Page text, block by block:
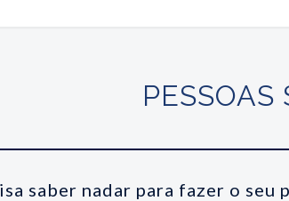
PESSOAS
saber nadar para fazer o